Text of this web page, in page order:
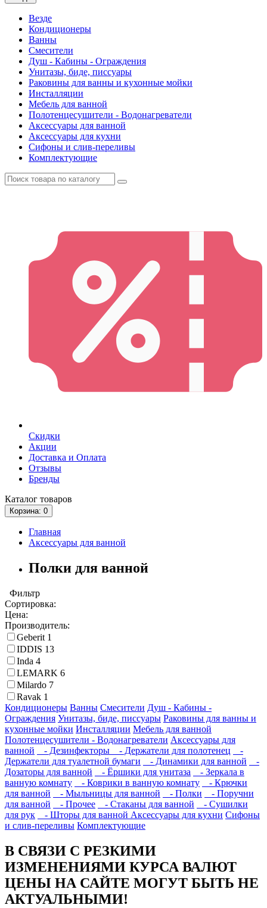
Везде
Кондиционеры
Ванны
Смесители
Душ - Кабины - Ограждения
Унитазы, биде, писсуары
Раковины для ванны и кухонные мойки
Инсталляции
Мебель для ванной
Полотенцесушители - Водонагреватели
Аксессуары для ванной
Аксессуары для кухни
Сифоны и слив-переливы
Комплектующие
Скидки
Акции
Доставка и Оплата
Отзывы
Бренды
Каталог товаров
Корзина: 0
Главная
Аксессуары для ванной
Полки для ванной
Фильтр
Сортировка:
Цена:
Производитель:
Geberit 1
IDDIS 13
Inda 4
LEMARK 6
Milardo 7
Ravak 1
Кондиционеры Ванны Смесители Душ - Кабины -
Ограждения Унитазы, биде, писсуары Раковины для ванны и
кухонные мойки Инсталляции Мебель для ванной
Полотенцесушители - Водонагреватели Аксессуары для
ванной
- Дезинфекторы - Держатели для полотенец
-
Держатели для туалетной бумаги
- Динамики для ванной
-
Дозаторы для ванной
- Ёршики для унитаза
- Зеркала в
ванную комнату
- Коврики в ванную комнату
- Крючки
для ванной
- Мыльницы для ванной - Полки
- Поручни
для ванной
- Прочее - Стаканы для ванной
- Сушилки
для рук
- Шторы для ванной Аксессуары для кухни Сифоны
и слив-переливы Комплектующие
В СВЯЗИ С РЕЗКИМИ
ИЗМЕНЕНИЯМИ КУРСА ВАЛЮТ
ЦЕНЫ НА САЙТЕ МОГУТ БЫТЬ НЕ
АКТУАЛЬНЫМИ!